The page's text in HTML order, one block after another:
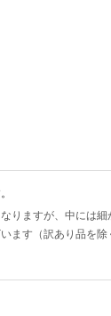
りますが、中には
ます（訳あり品を除